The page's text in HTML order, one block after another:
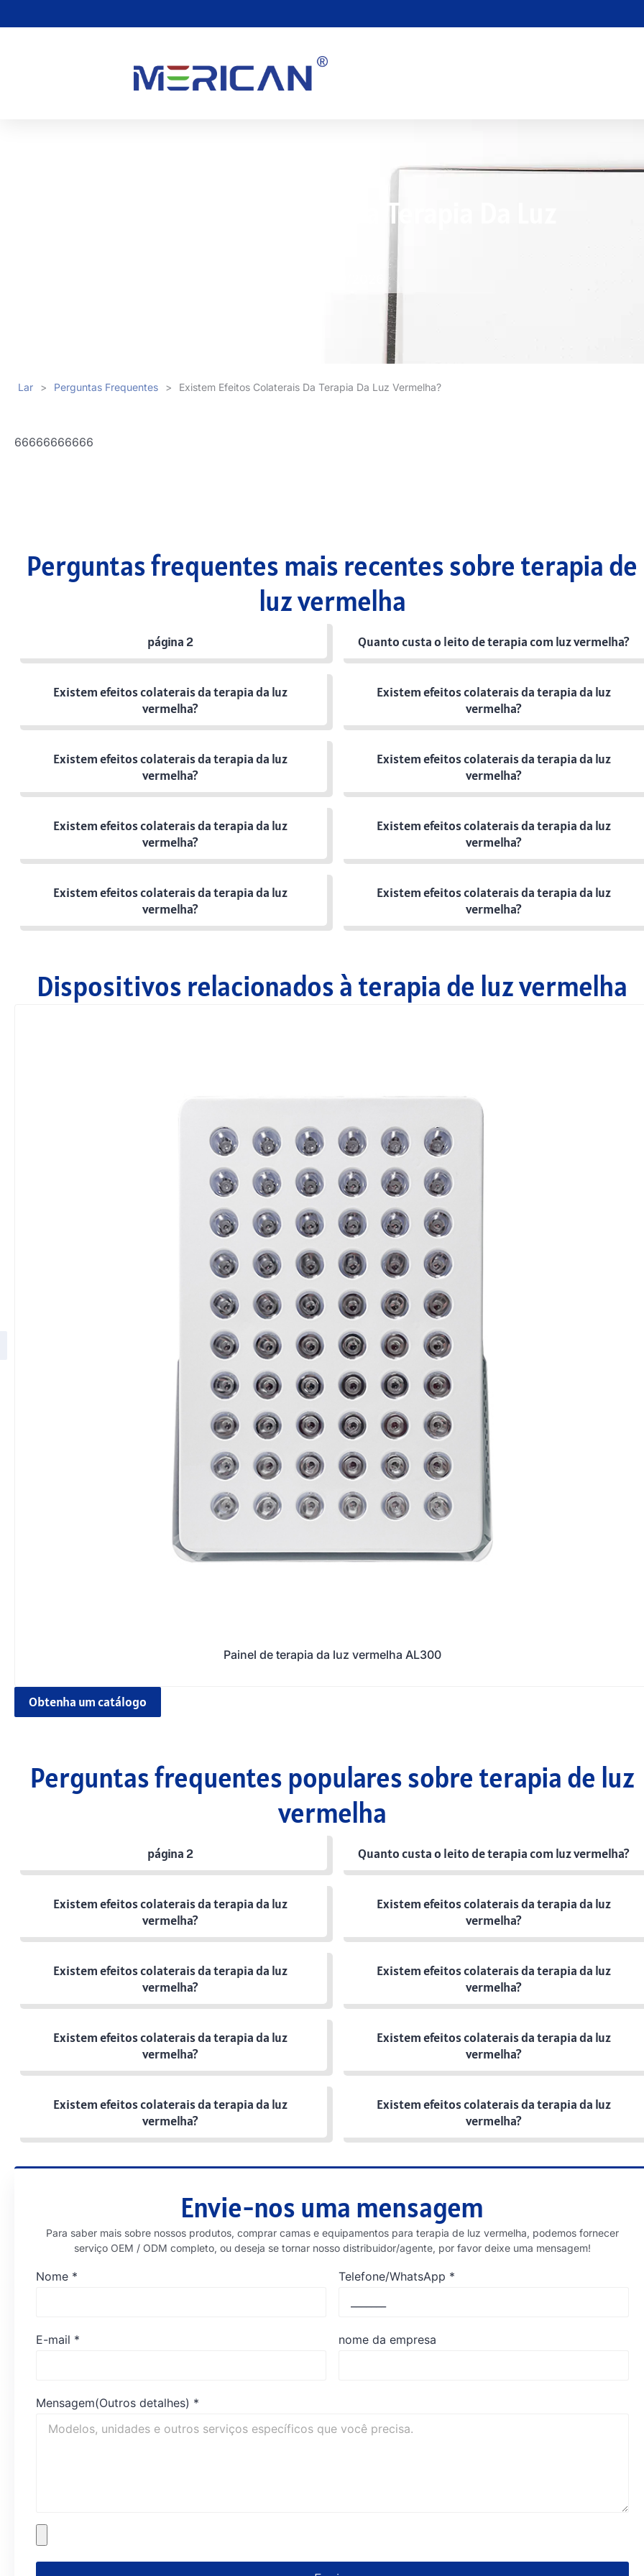
Existem Efeitos Colaterais Da Terapia Da Luz
Lar > Perguntas Frequentes > Existem Efeitos Colaterais Da Terapia Da Luz Vermelha?
66666666666
Perguntas frequentes mais recentes sobre terapia de
luz vermelha
página 2 Quanto custa o leito de terapia com luz vermelha?
Existem efeitos colaterais da terapia da luz
vermelha?
Existem efeitos colaterais da terapia da luz
vermelha?
Existem efeitos colaterais da terapia da luz
vermelha?
Existem efeitos colaterais da terapia da luz
vermelha?
Existem efeitos colaterais da terapia da luz
vermelha?
Existem efeitos colaterais da terapia da luz
vermelha?
Existem efeitos colaterais da terapia da luz
vermelha?
Existem efeitos colaterais da terapia da luz
vermelha?
Dispositivos relacionados à terapia de luz vermelha
Painel de terapia da luz vermelha AL300
Obtenha um catálogo
Perguntas frequentes populares sobre terapia de luz
vermelha
página 2 Quanto custa o leito de terapia com luz vermelha?
Existem efeitos colaterais da terapia da luz
vermelha?
Existem efeitos colaterais da terapia da luz
vermelha?
Existem efeitos colaterais da terapia da luz
vermelha?
Existem efeitos colaterais da terapia da luz
vermelha?
Existem efeitos colaterais da terapia da luz
vermelha?
Existem efeitos colaterais da terapia da luz
vermelha?
Existem efeitos colaterais da terapia da luz
vermelha?
Existem efeitos colaterais da terapia da luz
vermelha?
Envie-nos uma mensagem
Para saber mais sobre nossos produtos, comprar camas e equipamentos para terapia de luz vermelha, podemos fornecer
serviço OEM / ODM completo, ou deseja se tornar nosso distribuidor/agente, por favor deixe uma mensagem!
Nome * Telefone/WhatsApp *
E-mail * nome da empresa
Mensagem(Outros detalhes) *